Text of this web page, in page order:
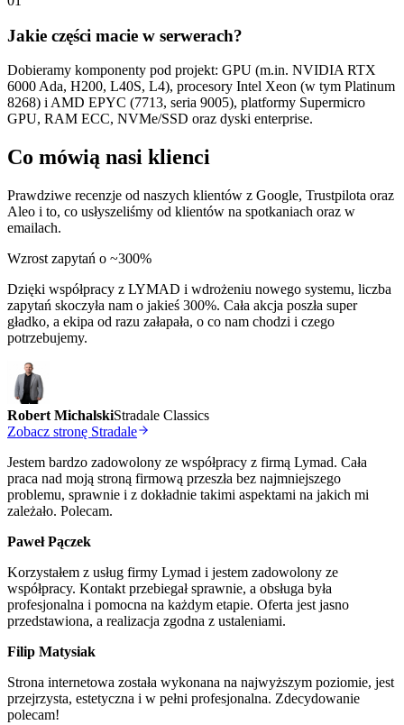
Jakie części macie w serwerach?
Dobieramy komponenty pod projekt: GPU (m.in. NVIDIA RTX
6000 Ada, H200, L40S, L4), procesory Intel Xeon (w tym Platinum
8268) i AMD EPYC (7713, seria 9005), platformy Supermicro
GPU, RAM ECC, NVMe/SSD oraz dyski enterprise.
Co mówią nasi klienci
Prawdziwe recenzje od naszych klientów z Google, Trustpilota oraz
Aleo i to, co usłyszeliśmy od klientów na spotkaniach oraz w
emailach.
Wzrost zapytań o ~300%
Dzięki współpracy z LYMAD i wdrożeniu nowego systemu, liczba
zapytań skoczyła nam o jakieś 300%. Cała akcja poszła super
gładko, a ekipa od razu załapała, o co nam chodzi i czego
potrzebujemy.
Robert MichalskiStradale Classics
Zobacz stronę Stradale
Jestem bardzo zadowolony ze współpracy z firmą Lymad. Cała
praca nad moją stroną firmową przeszła bez najmniejszego
problemu, sprawnie i z dokładnie takimi aspektami na jakich mi
zależało. Polecam.
Paweł Pączek
Korzystałem z usług firmy Lymad i jestem zadowolony ze
współpracy. Kontakt przebiegał sprawnie, a obsługa była
profesjonalna i pomocna na każdym etapie. Oferta jest jasno
przedstawiona, a realizacja zgodna z ustaleniami.
Filip Matysiak
Strona internetowa została wykonana na najwyższym poziomie, jest
przejrzysta, estetyczna i w pełni profesjonalna. Zdecydowanie
polecam!